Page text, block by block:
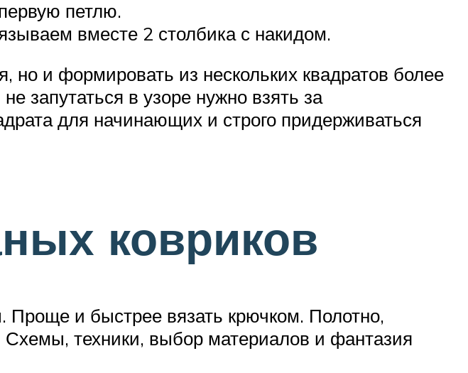
петлю.
вместе 2 столбика с накидом.
но и формировать из нескольких квадратов более
запутаться в узоре нужно взять за
для начинающих и строго придерживаться
ковриков
и быстрее вязать крючком. Полотно,
техники, выбор материалов и фантазия